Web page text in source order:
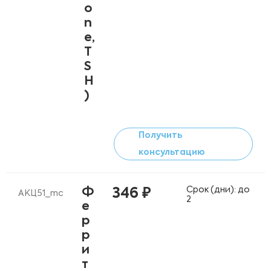
o
n
e,
T
S
H
)
Получить
консультацию
АКЦ51_mc
Ф
е
р
р
и
т
346 ₽
Срок (дни): до
2